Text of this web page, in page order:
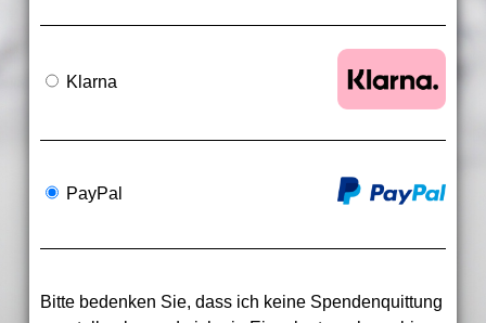
Klarna
PayPal
Bitte bedenken Sie, dass ich keine Spendenquittung